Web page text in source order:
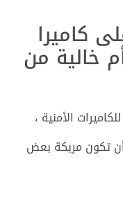
كاميرا
خالية من
الأمنية ،
تكون مربكة بعض